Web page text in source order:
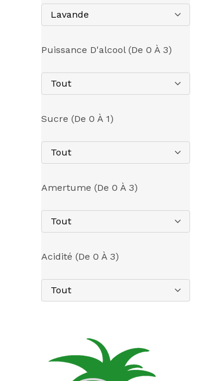
Lavande
Puissance D'alcool (de 0 À 3)
Tout
Sucre (de 0 À 1)
Tout
Amertume (de 0 À 3)
Tout
Acidité (de 0 À 3)
Tout